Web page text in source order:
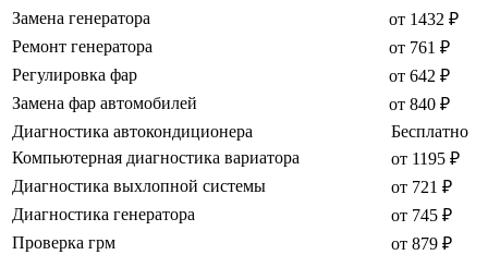
Замена генератора
от 1432 ₽
Ремонт генератора
от 761 ₽
Регулировка фар
от 642 ₽
Замена фар автомобилей
от 840 ₽
Диагностика автокондиционера
Бесплатно
Компьютерная диагностика вариатора
от 1195 ₽
Диагностика выхлопной системы
от 721 ₽
Диагностика генератора
от 745 ₽
Проверка грм
от 879 ₽